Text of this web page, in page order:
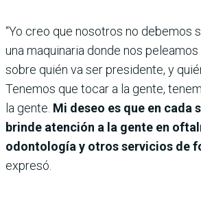
“Yo creo que nosotros no debemos
una maquinaria donde nos
sobre quién va ser presidente, y
Tenemos que tocar a la gente,
la gente. Mi deseo es que en cada
brinde atención a la gente en
odontología y otros servicios de
expresó.